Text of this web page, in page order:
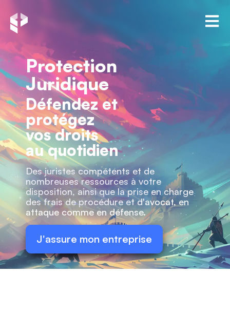
Protection
Juridique
Défendez et
protégez
vos droits
au quotidien
Des juristes compétents et de
nombreuses ressources à votre
disposition, ainsi que la prise en charge
des frais de procédure et d'avocat, en
attaque comme en défense.
J'assure mon entreprise